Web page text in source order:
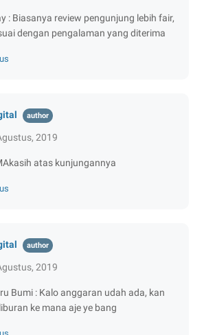
: Biasanya review pengunjung lebih fair,
dengan pengalaman yang diterima
2019
atas kunjungannya
2019
Bumi : Kalo anggaran udah ada, kan
ke mana aje ye bang